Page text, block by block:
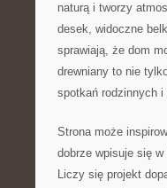
naturą i tworzy
desek, widoczne
sprawiają, że dom
drewniany to nie
spotkań rodzinnych i
Strona może
dobrze wpisuje się
Liczy się projekt